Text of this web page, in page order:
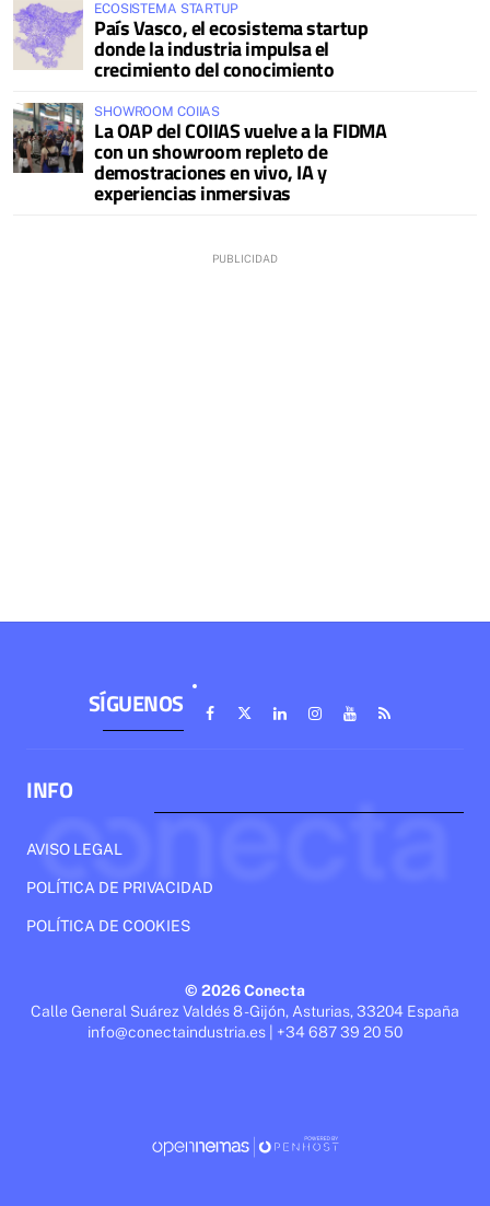
ECOSISTEMA STARTUP
País Vasco, el ecosistema startup
donde la industria impulsa el
crecimiento del conocimiento
SHOWROOM COIIAS
La OAP del COIIAS vuelve a la FIDMA
con un showroom repleto de
demostraciones en vivo, IA y
experiencias inmersivas
SÍGUENOS
INFO
AVISO LEGAL
POLÍTICA DE PRIVACIDAD
POLÍTICA DE COOKIES
© 2026 Conecta
Calle General Suárez Valdés 8 - Gijón, Asturias, 33204 España
info@conectaindustria.es | +34 687 39 20 50